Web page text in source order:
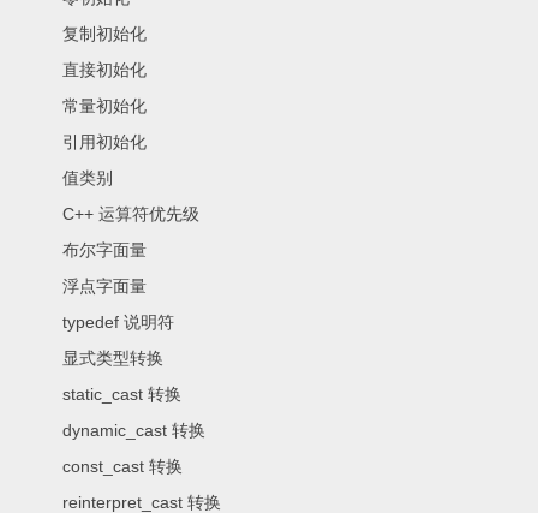
复制初始化
直接初始化
常量初始化
引用初始化
值类别
C++ 运算符优先级
布尔字面量
浮点字面量
typedef 说明符
显式类型转换
static_cast 转换
dynamic_cast 转换
const_cast 转换
reinterpret_cast 转换